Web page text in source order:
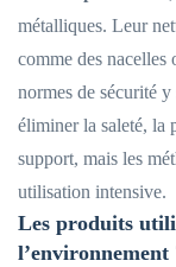
métalliques. Leur
comme des nacelles
normes de sécurité
éliminer la saleté, la
support, mais les
utilisation intensive.
Les produits
l’environnement